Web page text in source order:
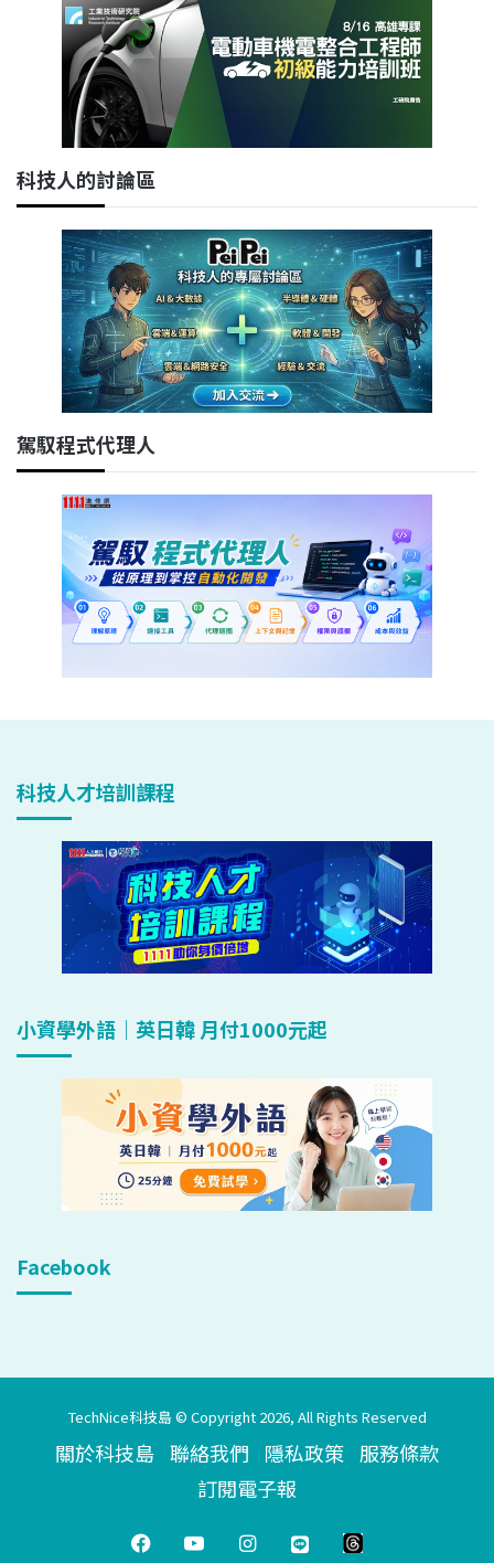
科技人的討論區
駕馭程式代理人
科技人才培訓課程
小資學外語｜英日韓 月付1000元起
Facebook
TechNice科技島 © Copyright 2026, All Rights Reserved
關於科技島 聯絡我們 隱私政策 服務條款
訂閱電子報